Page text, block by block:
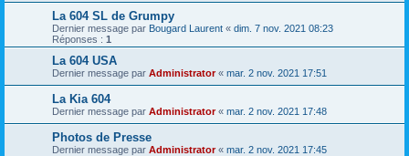
La 604 SL de Grumpy
Dernier message par Bougard Laurent « dim. 7 nov. 2021 08:23
Réponses : 1
La 604 USA
Dernier message par Administrator« mar. 2 nov. 2021 17:51
La Kia 604
Dernier message par Administrator« mar. 2 nov. 2021 17:48
Photos de Presse
Dernier message par Administrator« mar. 2 nov. 2021 17:45